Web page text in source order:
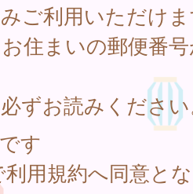
みご利用いただけ
住まいの郵便番
ずお読みくださ
す
用規約へ同意と